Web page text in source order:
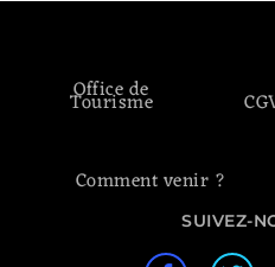
Office de
Tourisme
Comment venir ?
SUIVEZ-